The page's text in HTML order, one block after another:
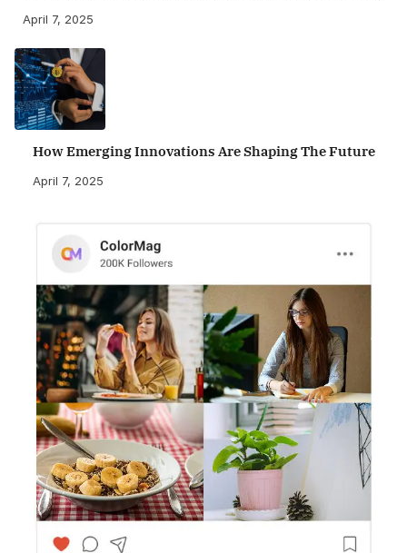
April 7, 2025
How Emerging Innovations Are Shaping The Future
April 7, 2025